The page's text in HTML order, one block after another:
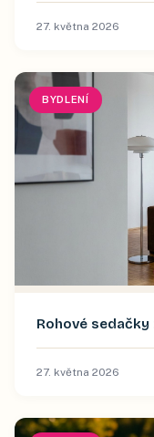
27. května 2026
BYDLENÍ
Rohové
27. května 2026